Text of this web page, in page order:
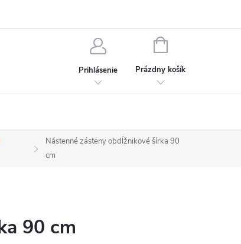
osobných údajov
Prihlásenie
NÁKUPNÝ
Prázdny košík
Nástenné zásteny obdĺžnikové šírka 90
cm
90 cm